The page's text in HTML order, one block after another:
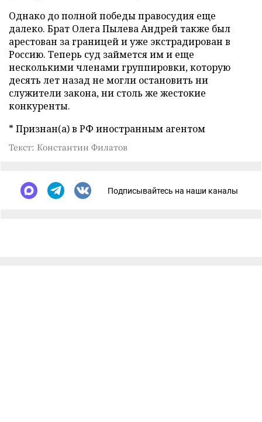
Однако до полной победы правосудия еще
далеко. Брат Олега Пылева Андрей также был
арестован за границей и уже экстрадирован в
Россию. Теперь суд займется им и еще
несколькими членами группировки, которую
десять лет назад не могли остановить ни
служители закона, ни столь же жестокие
конкуренты.
* Признан(а) в РФ иностранным агентом
Текст: Константин Филатов
Подписывайтесь на наши каналы